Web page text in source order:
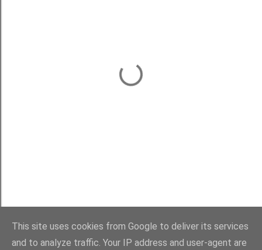
This site uses cookies from Google to deliver its services
and to analyze traffic. Your IP address and user-agent are